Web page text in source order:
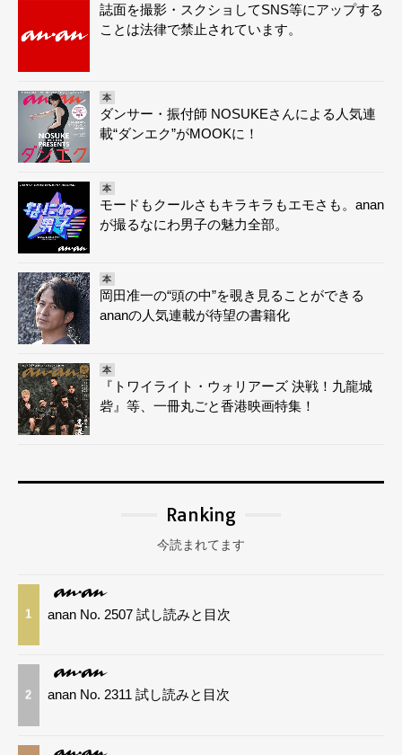
誌面を撮影・スクショしてSNS等にアップする
ことは法律で禁止されています。
本
ダンサー・振付師 NOSUKEさんによる人気連
載“ダンエク”がMOOKに！
本
モードもクールさもキラキラもエモさも。anan
が撮るなにわ男子の魅力全部。
本
岡田准一の“頭の中”を覗き見ることができる
ananの人気連載が待望の書籍化
本
『トワイライト・ウォリアーズ 決戦！九龍城
砦』等、一冊丸ごと香港映画特集！
Ranking
今読まれてます
1 anan No. 2507 試し読みと目次
2 anan No. 2311 試し読みと目次